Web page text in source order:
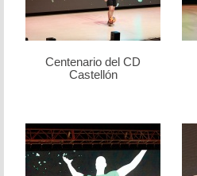
Centenario del CD
Castellón